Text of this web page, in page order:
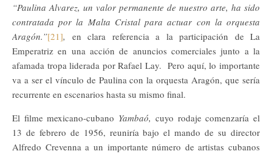
“Paulina Alvarez, un valor permanente de nuestro arte, ha sido
contratada por la Malta Cristal para actuar con la orquesta
Aragón.”[21], en clara referencia a la participación de La
Emperatriz en una acción de anuncios comerciales junto a la
afamada tropa liderada por Rafael Lay. Pero aquí, lo importante
va a ser el vínculo de Paulina con la orquesta Aragón, que sería
recurrente en escenarios hasta su mismo final.
El filme mexicano-cubano Yambaó, cuyo rodaje comenzaría el
13 de febrero de 1956, reuniría bajo el mando de su director
Alfredo Crevenna a un importante número de artistas cubanos